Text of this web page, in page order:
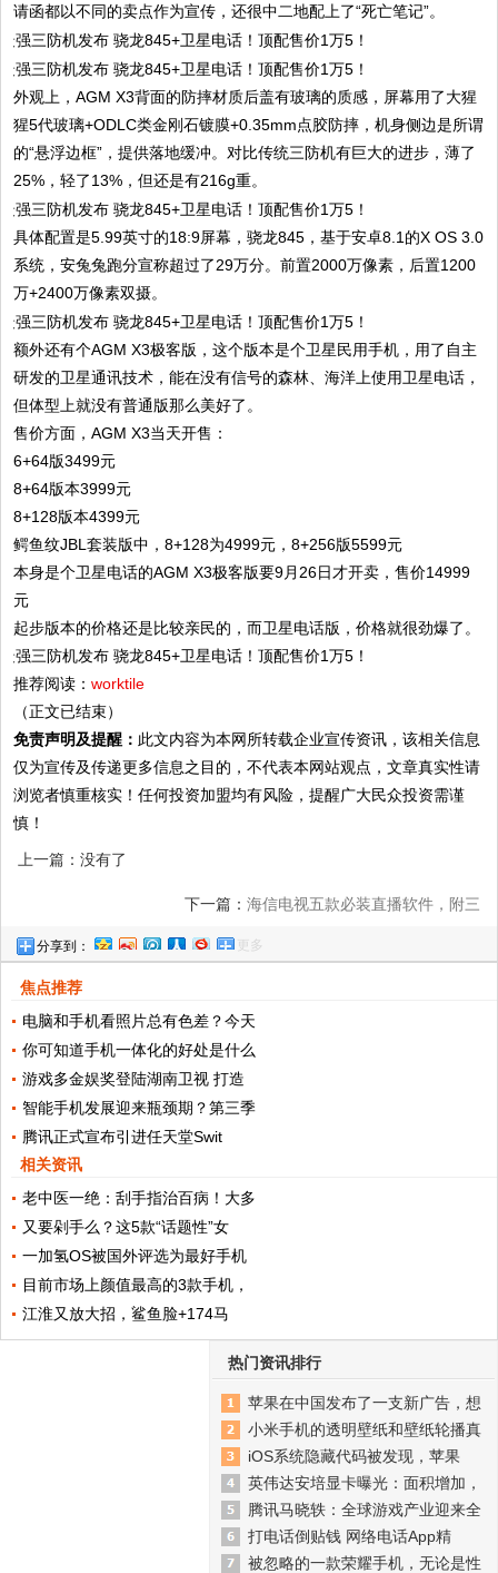
请函都以不同的卖点作为宣传，还很中二地配上了“死亡笔记”。
外观上，AGM X3背面的防摔材质后盖有玻璃的质感，屏幕用了大猩
猩5代玻璃+ODLC类金刚石镀膜+0.35mm点胶防摔，机身侧边是所谓
的“悬浮边框”，提供落地缓冲。对比传统三防机有巨大的进步，薄了
25%，轻了13%，但还是有216g重。
具体配置是5.99英寸的18:9屏幕，骁龙845，基于安卓8.1的X OS 3.0
系统，安兔兔跑分宣称超过了29万分。前置2000万像素，后置1200
万+2400万像素双摄。
额外还有个AGM X3极客版，这个版本是个卫星民用手机，用了自主
研发的卫星通讯技术，能在没有信号的森林、海洋上使用卫星电话，
但体型上就没有普通版那么美好了。
售价方面，AGM X3当天开售：
6+64版3499元
8+64版本3999元
8+128版本4399元
鳄鱼纹JBL套装版中，8+128为4999元，8+256版5599元
本身是个卫星电话的AGM X3极客版要9月26日才开卖，售价14999
元
起步版本的价格还是比较亲民的，而卫星电话版，价格就很劲爆了。
推荐阅读：worktile
（正文已结束）
免责声明及提醒： 此文内容为本网所转载企业宣传资讯，该相关信息
仅为宣传及传递更多信息之目的，不代表本网站观点，文章真实性请
浏览者慎重核实！任何投资加盟均有风险，提醒广大民众投资需谨
慎！
上一篇：没有了
下一篇： 海信电视五款必装直播软件，附三
分享到： 更多
焦点推荐
电脑和手机看照片总有色差？今天
你可知道手机一体化的好处是什么
游戏多金娱奖登陆湖南卫视 打造
智能手机发展迎来瓶颈期？第三季
腾讯正式宣布引进任天堂Swit
相关资讯
老中医一绝：刮手指治百病！大多
又要剁手么？这5款“话题性”女
一加氢OS被国外评选为最好手机
目前市场上颜值最高的3款手机，
江淮又放大招，鲨鱼脸+174马
热门资讯排行
苹果在中国发布了一支新广告，想
小米手机的透明壁纸和壁纸轮播真
iOS系统隐藏代码被发现，苹果
英伟达安培显卡曝光：面积增加，
腾讯马晓轶：全球游戏产业迎来全
打电话倒贴钱 网络电话App精
被忽略的一款荣耀手机，无论是性